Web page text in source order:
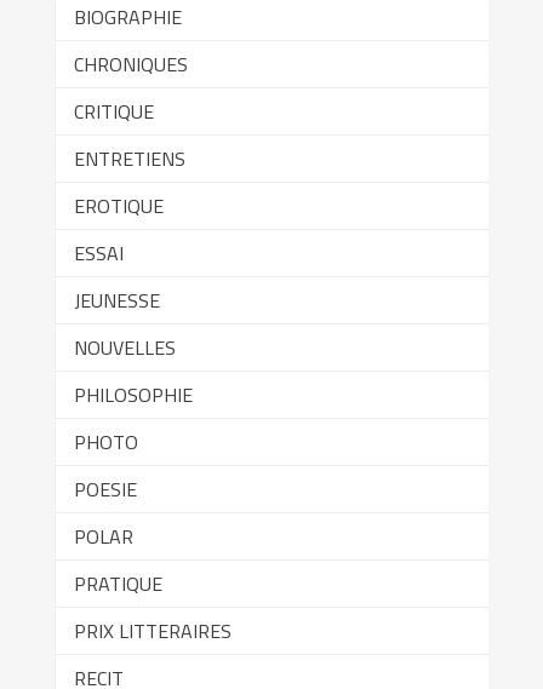
BIOGRAPHIE
CHRONIQUES
CRITIQUE
ENTRETIENS
EROTIQUE
ESSAI
JEUNESSE
NOUVELLES
PHILOSOPHIE
PHOTO
POESIE
POLAR
PRATIQUE
PRIX LITTERAIRES
RECIT